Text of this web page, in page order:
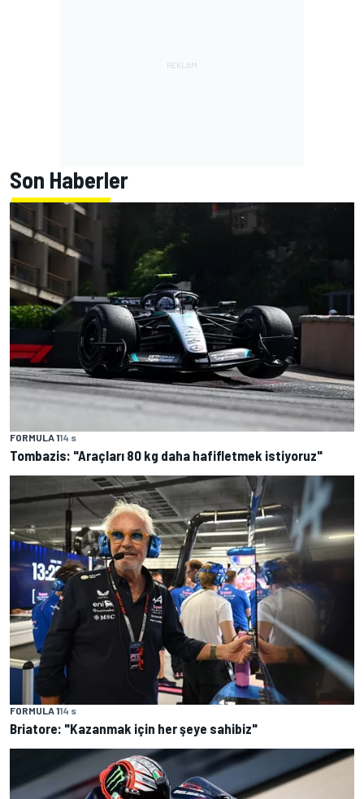
Son Haberler
FORMULA 114 s
Tombazis: "Araçları 80 kg daha hafifletmek istiyoruz"
FORMULA 114 s
Briatore: "Kazanmak için her şeye sahibiz"